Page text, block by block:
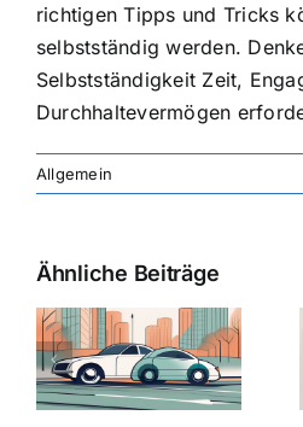
richtigen Tipps und Tricks
selbstständig werden.
Selbstständigkeit Zeit,
Durchhaltevermögen
Allgemein
Ähnliche Beiträge